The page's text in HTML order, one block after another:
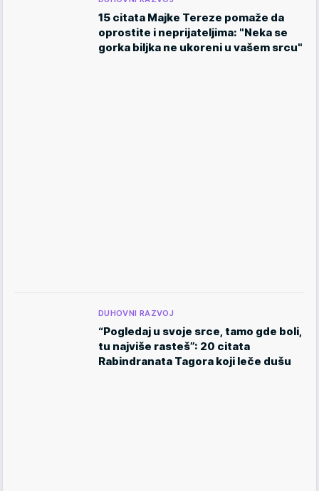
15 citata Majke Tereze pomaže da
oprostite i neprijateljima: "Neka se
gorka biljka ne ukoreni u vašem srcu"
DUHOVNI RAZVOJ
“Pogledaj u svoje srce, tamo gde boli,
tu najviše rasteš”: 20 citata
Rabindranata Tagora koji leče dušu